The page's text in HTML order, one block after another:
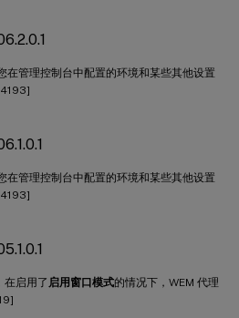
在管理控制台中配置的环境和某些其他设置
在管理控制台中配置的环境和某些其他设置
在启用了 启用窗口模式的情况下，WEM 代理